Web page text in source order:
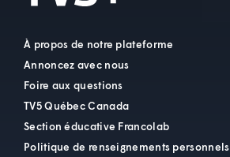
À propos de notre plateforme
Annoncez avec nous
Foire aux questions
TV5 Québec Canada
Section éducative Francolab
Politique de renseignements personnels